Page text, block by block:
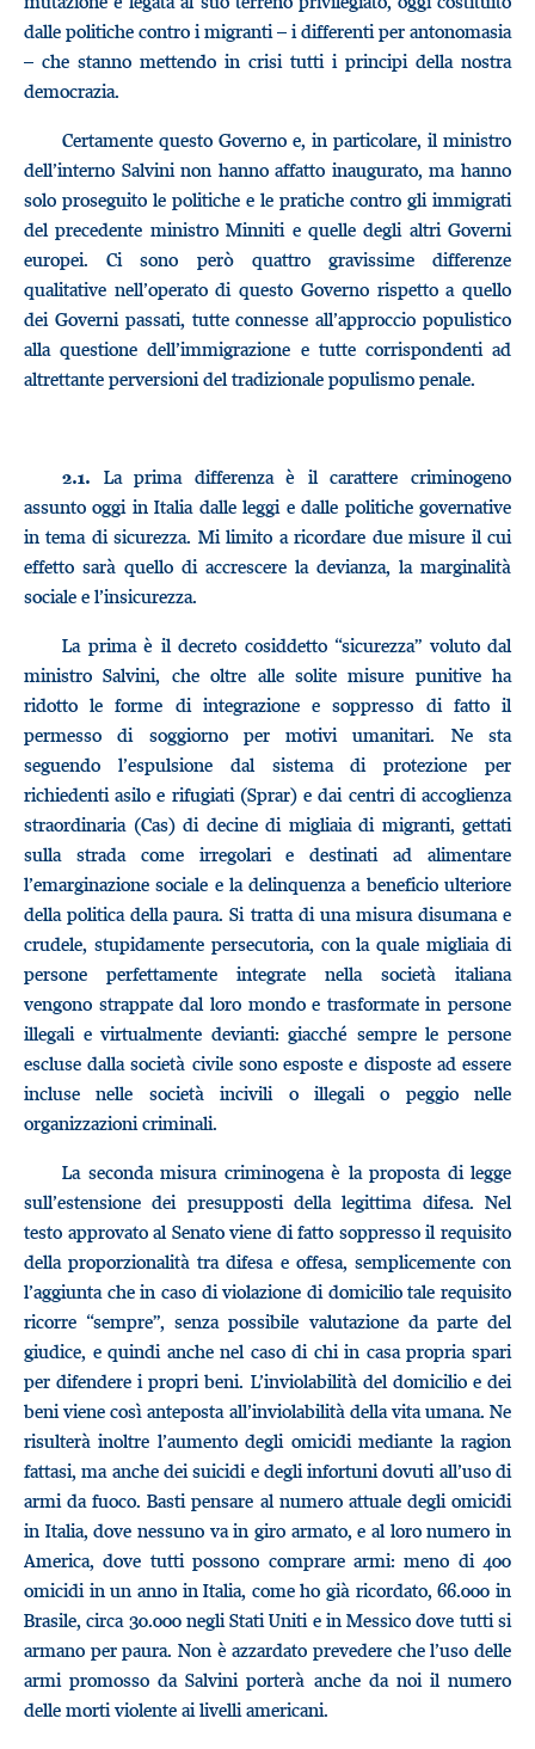
dalle politiche contro i migranti – i differenti per antonomasia
– che stanno mettendo in crisi tutti i principi della nostra
democrazia.
Certamente questo Governo e, in particolare, il ministro
dell’interno Salvini non hanno affatto inaugurato, ma hanno
solo proseguito le politiche e le pratiche contro gli immigrati
del precedente ministro Minniti e quelle degli altri Governi
europei. Ci sono però quattro gravissime differenze
qualitative nell’operato di questo Governo rispetto a quello
dei Governi passati, tutte connesse all’approccio populistico
alla questione dell’immigrazione e tutte corrispondenti ad
altrettante perversioni del tradizionale populismo penale.
2.1. La prima differenza è il carattere criminogeno
assunto oggi in Italia dalle leggi e dalle politiche governative
in tema di sicurezza. Mi limito a ricordare due misure il cui
effetto sarà quello di accrescere la devianza, la marginalità
sociale e l’insicurezza.
La prima è il decreto cosiddetto “sicurezza” voluto dal
ministro Salvini, che oltre alle solite misure punitive ha
ridotto le forme di integrazione e soppresso di fatto il
permesso di soggiorno per motivi umanitari. Ne sta
seguendo l’espulsione dal sistema di protezione per
richiedenti asilo e rifugiati (Sprar) e dai centri di accoglienza
straordinaria (Cas) di decine di migliaia di migranti, gettati
sulla strada come irregolari e destinati ad alimentare
l’emarginazione sociale e la delinquenza a beneficio ulteriore
della politica della paura. Si tratta di una misura disumana e
crudele, stupidamente persecutoria, con la quale migliaia di
persone perfettamente integrate nella società italiana
vengono strappate dal loro mondo e trasformate in persone
illegali e virtualmente devianti: giacché sempre le persone
escluse dalla società civile sono esposte e disposte ad essere
incluse nelle società incivili o illegali o peggio nelle
organizzazioni criminali.
La seconda misura criminogena è la proposta di legge
sull’estensione dei presupposti della legittima difesa. Nel
testo approvato al Senato viene di fatto soppresso il requisito
della proporzionalità tra difesa e offesa, semplicemente con
l’aggiunta che in caso di violazione di domicilio tale requisito
ricorre “sempre”, senza possibile valutazione da parte del
giudice, e quindi anche nel caso di chi in casa propria spari
per difendere i propri beni. L’inviolabilità del domicilio e dei
beni viene così anteposta all’inviolabilità della vita umana. Ne
risulterà inoltre l’aumento degli omicidi mediante la ragion
fattasi, ma anche dei suicidi e degli infortuni dovuti all’uso di
armi da fuoco. Basti pensare al numero attuale degli omicidi
in Italia, dove nessuno va in giro armato, e al loro numero in
America, dove tutti possono comprare armi: meno di 400
omicidi in un anno in Italia, come ho già ricordato, 66.000 in
Brasile, circa 30.000 negli Stati Uniti e in Messico dove tutti si
armano per paura. Non è azzardato prevedere che l’uso delle
armi promosso da Salvini porterà anche da noi il numero
delle morti violente ai livelli americani.